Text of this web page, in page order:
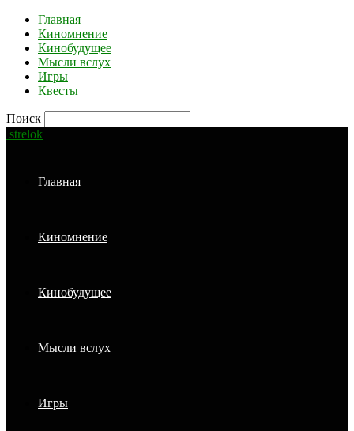
Главная
Киномнение
Кинобудущее
Мысли вслух
Игры
Квесты
Поиск
strelok
Главная
Киномнение
Кинобудущее
Мысли вслух
Игры